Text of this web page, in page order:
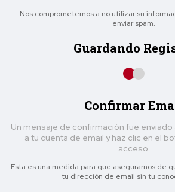
Nos comprometemos a no utilizar su
enviar spam.
Guardando
Confirmar
Un mensaje de confirmación fue enviado
a tu cuenta de email y haz clic en el
acceso.
Esta es una medida para que asegurarnos de
tu dirección de email sin tu